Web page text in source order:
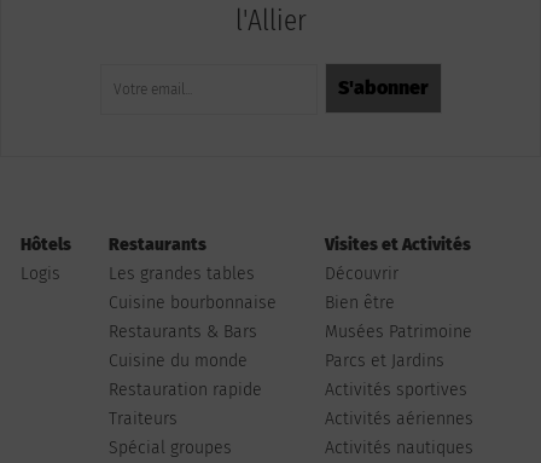
l'Allier
Hôtels
Logis
Restaurants
Les grandes tables
Cuisine bourbonnaise
Restaurants & Bars
Cuisine du monde
Restauration rapide
Traiteurs
Spécial groupes
Visites et Activités
Découvrir
Bien être
Musées Patrimoine
Parcs et Jardins
Activités sportives
Activités aériennes
Activités nautiques